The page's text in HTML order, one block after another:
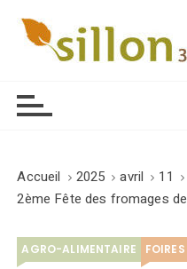
Accueil 2025 avril
11
2ème Fête des fromages
AGRO-ALIMENTAIRE